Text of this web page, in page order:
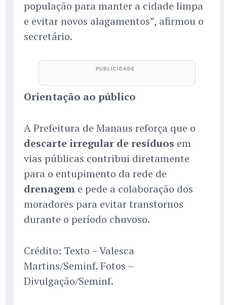
população para manter a cidade limpa
e evitar novos alagamentos”, afirmou o
secretário.
Orientação ao público
A Prefeitura de Manaus reforça que o
descarte irregular de resíduos em
vias públicas contribui diretamente
para o entupimento da rede de
drenagem e pede a colaboração dos
moradores para evitar transtornos
durante o período chuvoso.
Crédito: Texto – Valesca
Martins/Seminf. Fotos –
Divulgação/Seminf.